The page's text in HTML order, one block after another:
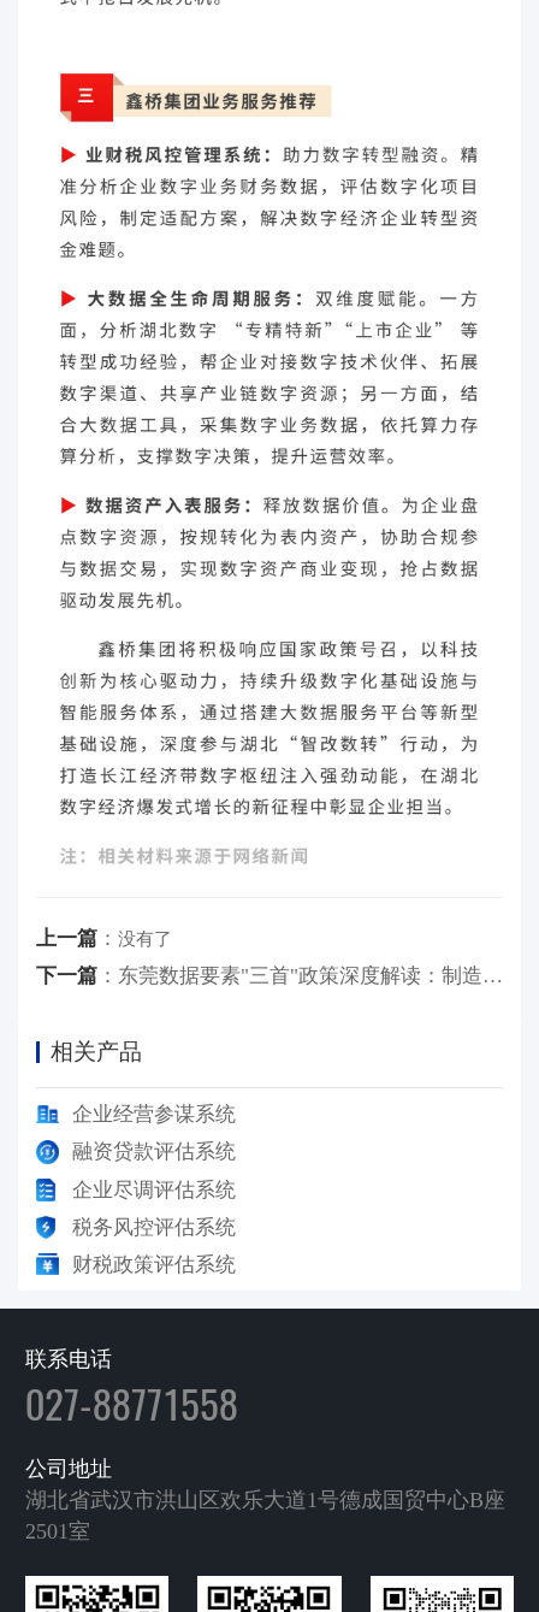
上一篇： 没有了
下一篇： 东莞数据要素"三首"政策深度解读：制造业企业如何把握23万政策红利？
相关产品
企业经营参谋系统
融资贷款评估系统
企业尽调评估系统
税务风控评估系统
财税政策评估系统
联系电话
027-88771558
公司地址
湖北省武汉市洪山区欢乐大道1号德成国贸中心B座
2501室